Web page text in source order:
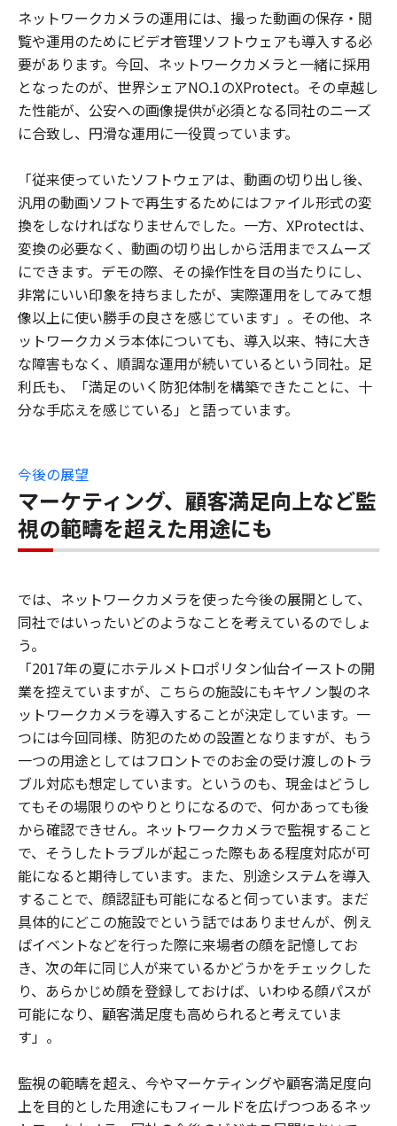
ネットワークカメラの運用には、撮った動画の保存・閲
覧や運用のためにビデオ管理ソフトウェアも導入する必
要があります。今回、ネットワークカメラと一緒に採用
となったのが、世界シェアNO.1のXProtect。その卓越し
た性能が、公安への画像提供が必須となる同社のニーズ
に合致し、円滑な運用に一役買っています。
「従来使っていたソフトウェアは、動画の切り出し後、
汎用の動画ソフトで再生するためにはファイル形式の変
換をしなければなりませんでした。一方、XProtectは、
変換の必要なく、動画の切り出しから活用までスムーズ
にできます。デモの際、その操作性を目の当たりにし、
非常にいい印象を持ちましたが、実際運用をしてみて想
像以上に使い勝手の良さを感じています」。その他、ネ
ットワークカメラ本体についても、導入以来、特に大き
な障害もなく、順調な運用が続いているという同社。足
利氏も、「満足のいく防犯体制を構築できたことに、十
分な手応えを感じている」と語っています。
今後の展望
マーケティング、顧客満足向上など監
視の範疇を超えた用途にも
では、ネットワークカメラを使った今後の展開として、
同社ではいったいどのようなことを考えているのでしょ
う。
「2017年の夏にホテルメトロポリタン仙台イーストの開
業を控えていますが、こちらの施設にもキヤノン製のネ
ットワークカメラを導入することが決定しています。一
つには今回同様、防犯のための設置となりますが、もう
一つの用途としてはフロントでのお金の受け渡しのトラ
ブル対応も想定しています。というのも、現金はどうし
てもその場限りのやりとりになるので、何かあっても後
から確認できせん。ネットワークカメラで監視すること
で、そうしたトラブルが起こった際もある程度対応が可
能になると期待しています。また、別途システムを導入
することで、顔認証も可能になると伺っています。まだ
具体的にどこの施設でという話ではありませんが、例え
ばイベントなどを行った際に来場者の顔を記憶してお
き、次の年に同じ人が来ているかどうかをチェックした
り、あらかじめ顔を登録しておけば、いわゆる顔パスが
可能になり、顧客満足度も高められると考えていま
す」。
監視の範疇を超え、今やマーケティングや顧客満足度向
上を目的とした用途にもフィールドを広げつつあるネッ